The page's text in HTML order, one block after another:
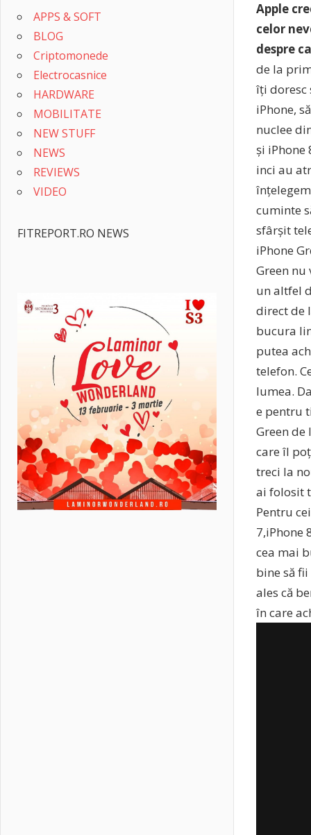
Apple
celor
despre
de la
îți doresc
iPhone,
nuclee
și iPhone
inci au
cuminte
sfârșit
iPhone
Green
un altfel
direct de
bucura
putea
telefon.
lumea.
e pentru
Green de
care îl
treci la
ai folosit
Pentru
7,iPhone
cea mai
bine să
ales că
în care
APPS & SOFT
BLOG
Criptomonede
Electrocasnice
HARDWARE
MOBILITATE
NEW STUFF
NEWS
REVIEWS
VIDEO
FITREPORT.RO NEWS